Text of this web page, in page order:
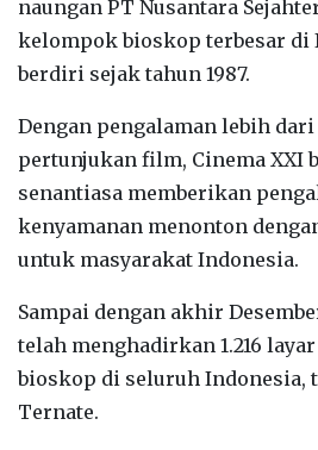
naungan PT Nusantara
kelompok bioskop terbesar di
berdiri sejak tahun 1987.
Dengan pengalaman lebih
pertunjukan film, Cinema XXI
senantiasa memberikan
kenyamanan menonton
untuk masyarakat Indonesia.
Sampai dengan akhir
telah menghadirkan 1.216
bioskop di seluruh Indonesia,
Ternate.